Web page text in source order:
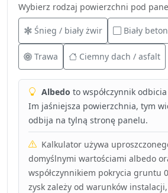
Wybierz rodzaj powierzchni pod
Śnieg / biały żwir Biały beton
Trawa Ciemny dach / asfalt
Albedo to współczynnik odbicia
Im jaśniejsza powierzchnia, tym
odbija na tylną stronę panelu.
Kalkulator używa
domyślnymi wartościami albedo
współczynnikiem pokrycia gruntu
zysk zależy od warunków